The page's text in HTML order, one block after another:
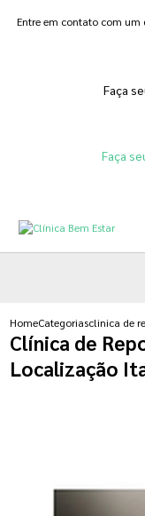
Entre em contato com um
Faça
Faça
HomeCategoriasclinica de
Clínica de
Localização